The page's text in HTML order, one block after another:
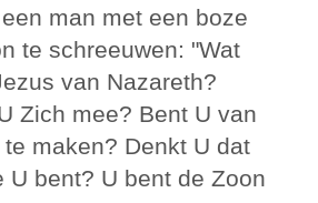
man met een boze
te schreeuwen: "Wat
van Nazareth?
Zich mee? Bent U van
maken? Denkt U dat
U bent? U bent de Zoon